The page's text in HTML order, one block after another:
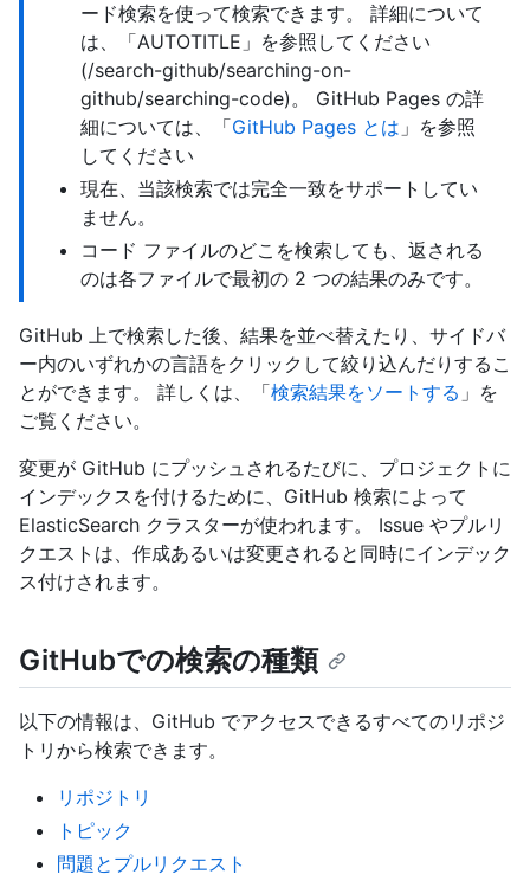
ード検索を使って検索できます。 詳細について
は、「AUTOTITLE」を参照してください
(/search-github/searching-on-
github/searching-code)。 GitHub Pages の詳
細については、「GitHub Pages とは 」を参照
してください
現在、当該検索では完全一致をサポートしてい
ません。
コード ファイルのどこを検索しても、返される
のは各ファイルで最初の 2 つの結果のみです。
GitHub 上で検索した後、結果を並べ替えたり、サイドバ
ー内のいずれかの言語をクリックして絞り込んだりするこ
とができます。 詳しくは、「検索結果をソートする 」を
ご覧ください。
変更が GitHub にプッシュされるたびに、プロジェクトに
インデックスを付けるために、GitHub 検索によって
ElasticSearch クラスターが使われます。 Issue やプルリ
クエストは、作成あるいは変更されると同時にインデック
ス付けされます。
GitHubでの検索の種類
以下の情報は、GitHub でアクセスできるすべてのリポジ
トリから検索できます。
リポジトリ
トピック
問題とプルリクエスト